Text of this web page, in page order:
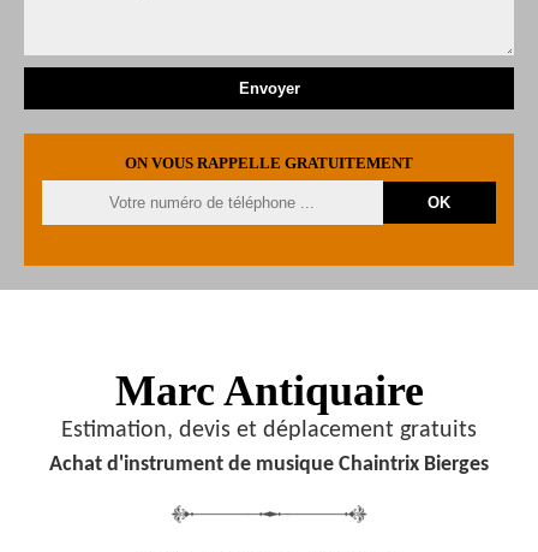
ON VOUS RAPPELLE GRATUITEMENT
Marc Antiquaire
Estimation, devis et déplacement gratuits
Achat d'instrument de musique Chaintrix Bierges